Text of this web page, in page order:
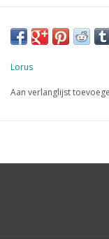
Lorus
Aan verlanglijst